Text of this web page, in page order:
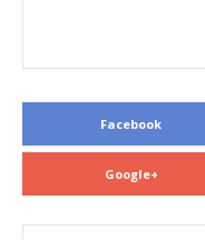
Facebook
Google+